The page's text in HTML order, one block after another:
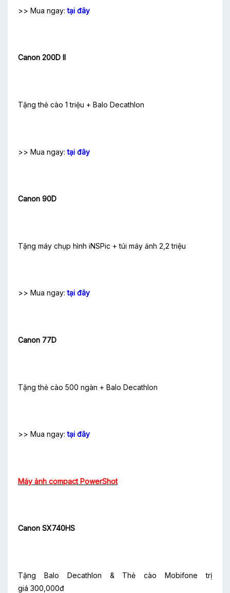
>> Mua ngay:tại đây
Canon 200D II
Tặng thẻ cào 1 triệu + Balo Decathlon
>> Mua ngay:tại đây
Canon 90D
Tặng máy chụp hình iNSPic + túi máy ảnh 2,2 triệu
>> Mua ngay:tại đây
Canon 77D
Tặng thẻ cào 500 ngàn + Balo Decathlon
>> Mua ngay:tại đây
Máy ảnh compact PowerShot
Canon SX740HS
Tặng Balo Decathlon & Thẻ cào Mobifone trị
giá 300,000đ